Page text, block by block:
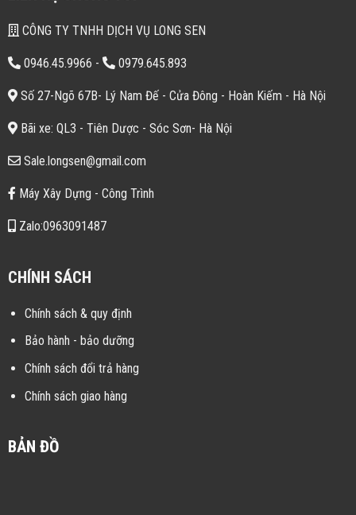
CÔNG TY TNHH DỊCH VỤ LONG SEN
0946.45.9966 - 0979.645.893
Số 27-Ngõ 67B- Lý Nam Đế - Cửa Đông - Hoàn Kiếm - Hà Nội
Bãi xe: QL3 - Tiên Dược - Sóc Sơn- Hà Nội
Sale.longsen@gmail.com
Máy Xây Dựng - Công Trình
Zalo:0963091487
CHÍNH SÁCH
Chính sách & quy định
Bảo hành - bảo dưỡng
Chính sách đổi trả hàng
Chính sách giao hàng
BẢN ĐỒ